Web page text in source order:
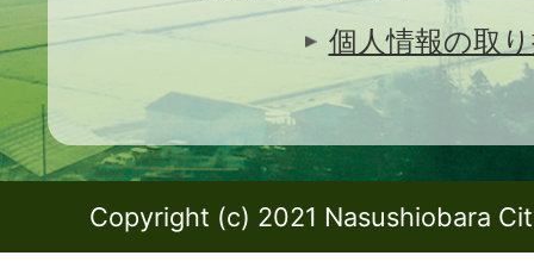
個人情報の取
Copyright (c) 2021 Nasushiobara